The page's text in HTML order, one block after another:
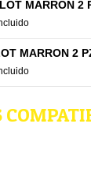
MARRON 2
MARRON 2